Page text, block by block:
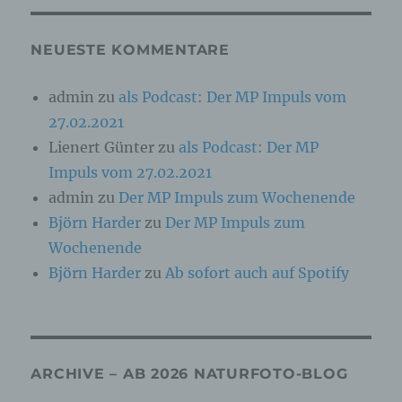
NEUESTE KOMMENTARE
admin zu als Podcast: Der MP Impuls vom
27.02.2021
Lienert Günter zu als Podcast: Der MP
Impuls vom 27.02.2021
admin zu Der MP Impuls zum Wochenende
Björn Harder zu Der MP Impuls zum
Wochenende
Björn Harder zuAb sofort auch auf Spotify
ARCHIVE – AB 2026 NATURFOTO-BLOG
besonderen Merkmalen, die Ausdruck der
psychischen, wirtschaftlichen, kulturellen oder
b) betroffene Person
Betroffene Person ist jede identifizierte oder
identifizierbare natürliche Person, deren
personenbezogene Daten von dem für die
Verarbeitung Verantwortlichen verarbeitet
werden.
oder jede solche Vorgangsreihe im